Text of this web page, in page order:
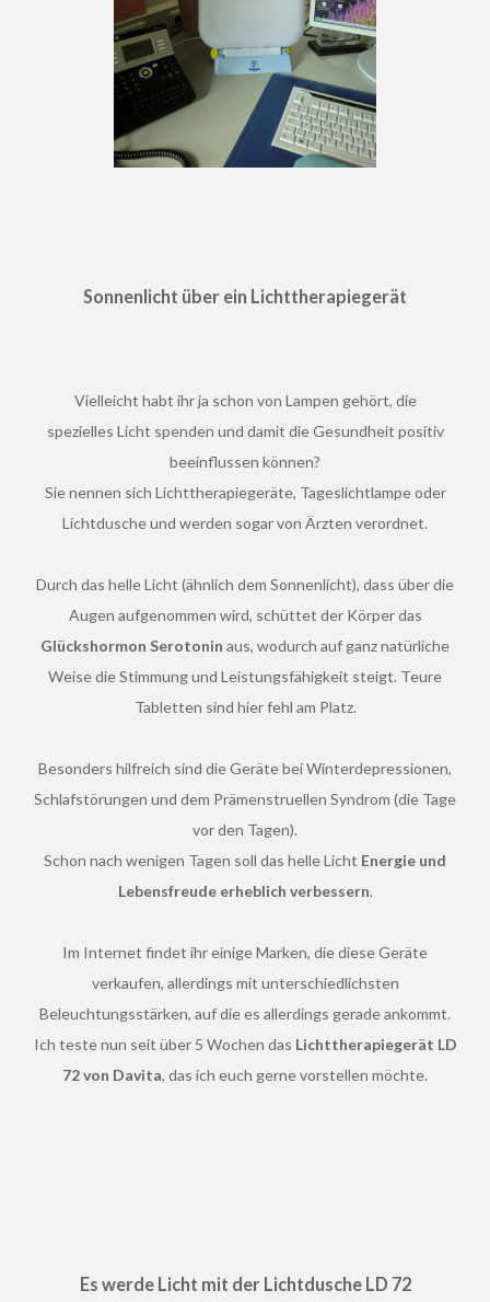
Sonnenlicht über ein Lichttherapiegerät
Vielleicht habt ihr ja schon von Lampen gehört, die
spezielles Licht spenden und damit die Gesundheit positiv
beeinflussen können?
Sie nennen sich Lichttherapiegeräte, Tageslichtlampe oder
Lichtdusche und werden sogar von Ärzten verordnet.
Durch das helle Licht (ähnlich dem Sonnenlicht), dass über die
Augen aufgenommen wird, schüttet der Körper das
Glückshormon Serotonin aus, wodurch auf ganz natürliche
Weise die Stimmung und Leistungsfähigkeit steigt. Teure
Tabletten sind hier fehl am Platz.
Besonders hilfreich sind die Geräte bei Winterdepressionen,
Schlafstörungen und dem Prämenstruellen Syndrom (die Tage
vor den Tagen).
Schon nach wenigen Tagen soll das helle Licht Energie und
Lebensfreude erheblich verbessern.
Im Internet findet ihr einige Marken, die diese Geräte
verkaufen, allerdings mit unterschiedlichsten
Beleuchtungsstärken, auf die es allerdings gerade ankommt.
Ich teste nun seit über 5 Wochen das Lichttherapiegerät LD
72 von Davita, das ich euch gerne vorstellen möchte.
Es werde Licht mit der Lichtdusche LD 72